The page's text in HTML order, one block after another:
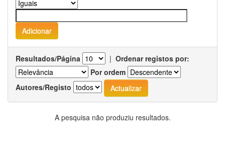
Resultados/Página | Ordenar registos por:
Por ordem
Autores/Registo
A pesquisa não produziu resultados.